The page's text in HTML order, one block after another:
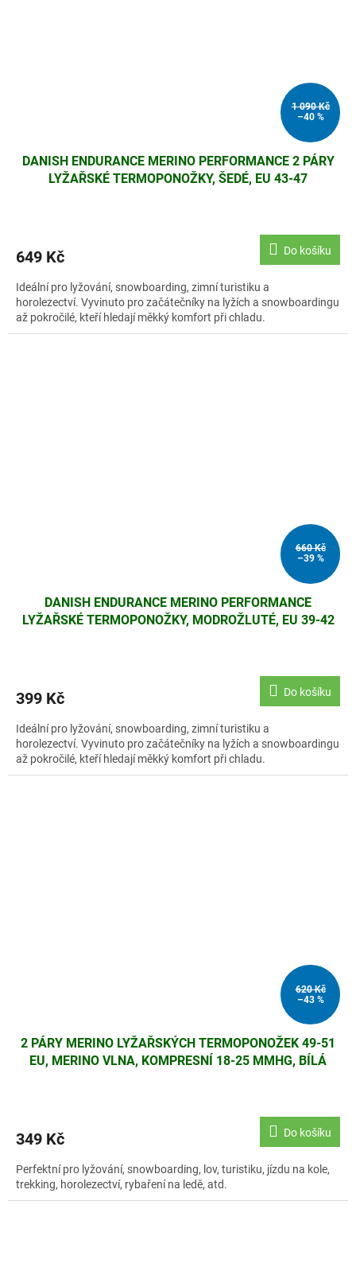
1 090 Kč
–40 %
DANISH ENDURANCE MERINO PERFORMANCE 2 PÁRY
LYŽAŘSKÉ TERMOPONOŽKY, ŠEDÉ, EU 43-47
649 Kč Do košíku
Ideální pro lyžování, snowboarding, zimní turistiku a
horolezectví. Vyvinuto pro začátečníky na lyžích a snowboardingu
až pokročilé, kteří hledají měkký komfort při chladu.
660 Kč
–39 %
DANISH ENDURANCE MERINO PERFORMANCE
LYŽAŘSKÉ TERMOPONOŽKY, MODROŽLUTÉ, EU 39-42
399 Kč Do košíku
Ideální pro lyžování, snowboarding, zimní turistiku a
horolezectví. Vyvinuto pro začátečníky na lyžích a snowboardingu
až pokročilé, kteří hledají měkký komfort při chladu.
620 Kč
–43 %
2 PÁRY MERINO LYŽAŘSKÝCH TERMOPONOŽEK 49-51
EU, MERINO VLNA, KOMPRESNÍ 18-25 MMHG, BÍLÁ
349 Kč Do košíku
Perfektní pro lyžování, snowboarding, lov, turistiku, jízdu na kole,
trekking, horolezectví, rybaření na ledě, atd.